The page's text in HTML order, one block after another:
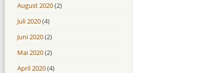
August 2020(2)
Juli 2020(4)
Juni 2020(2)
Mai 2020(2)
April 2020(4)